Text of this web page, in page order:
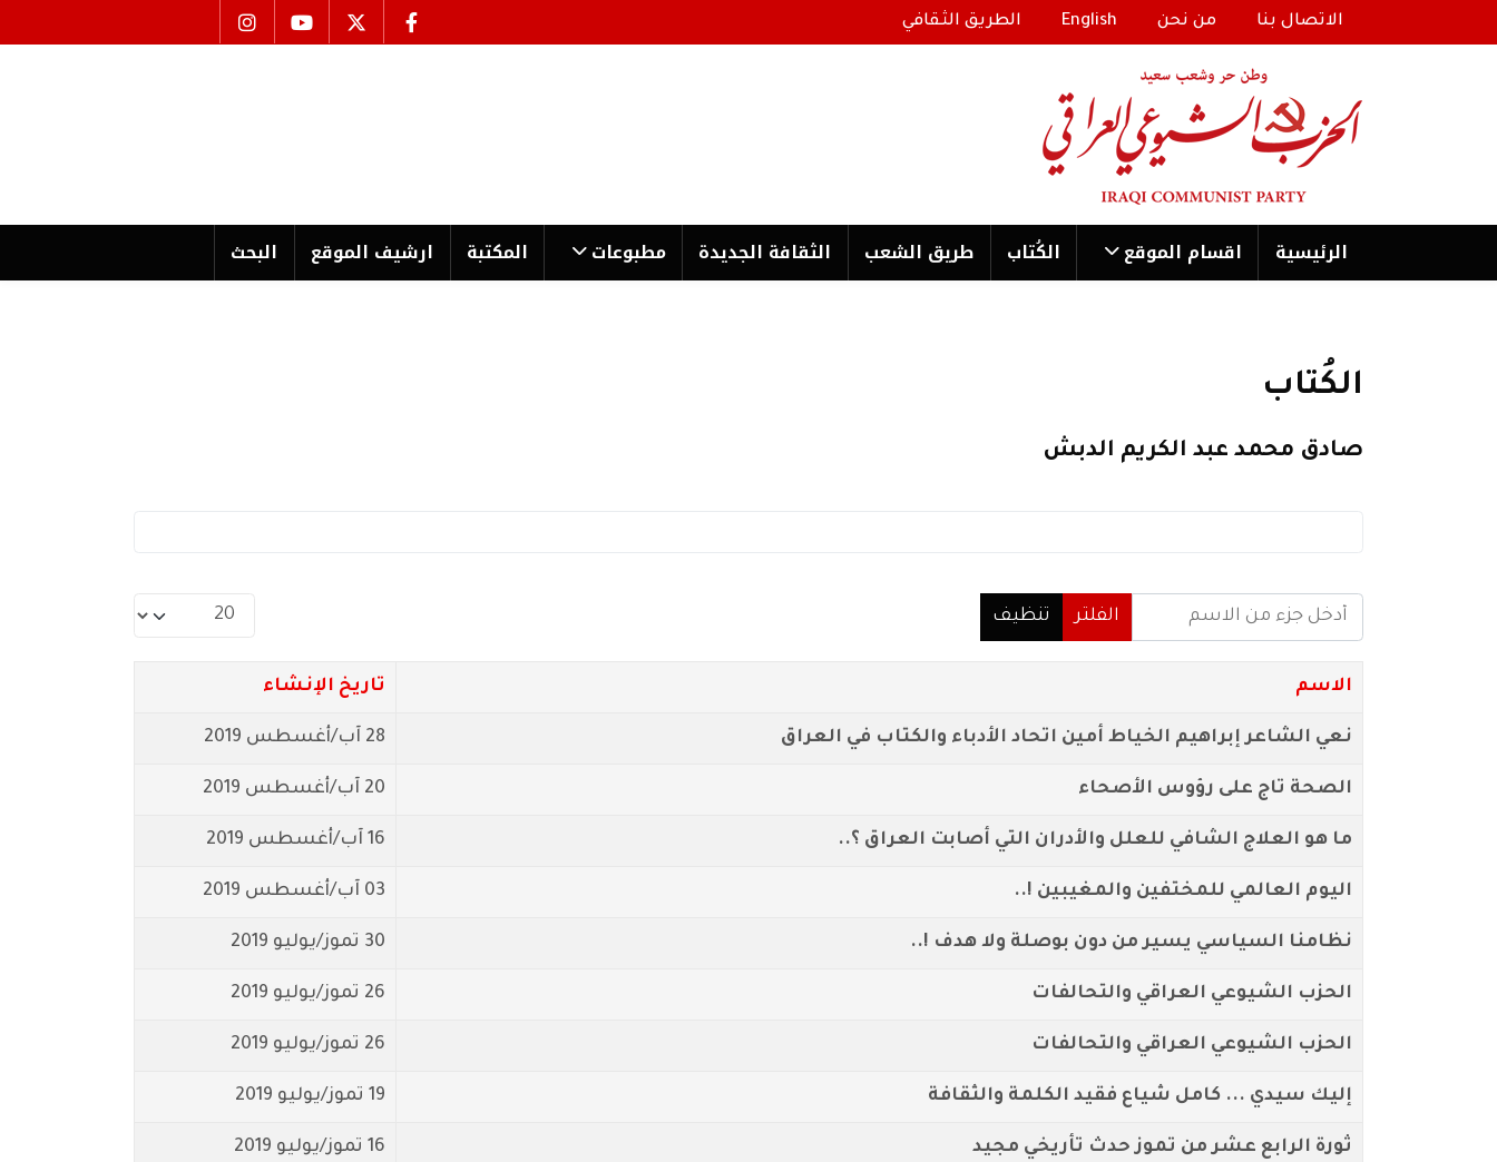
الاتصال بنا من نحن English الطريق الثقافي
الرئیسية اقسام الموقع الكُتاب طریق الشعب الثقافة الجدیدة مطبوعات المكتبة ارشیف الموقع البحث
الكُتاب
صادق محمد عبد الكريم الدبش
أدخل جزء من الاسم
الفلتر تنظيف
عدد الإظهارات:
الاسم تاريخ الإنشاء
نعي الشاعر إبراهيم الخياط أمين اتحاد الأدباء والكتاب في العراق 28 آب/أغسطس 2019
الصحة تاج على رؤوس الأصحاء 20 آب/أغسطس 2019
ما هو العلاج الشافي للعلل والأدران التي أصابت العراق ؟.. 16 آب/أغسطس 2019
اليوم العالمي للمختفين والمغيبين !.. 03 آب/أغسطس 2019
نظامنا السياسي يسير من دون بوصلة ولا هدف !.. 30 تموز/يوليو 2019
الحزب الشيوعي العراقي والتحالفات 26 تموز/يوليو 2019
الحزب الشيوعي العراقي والتحالفات 26 تموز/يوليو 2019
إليك سيدي ... كامل شياع فقيد الكلمة والثقافة 19 تموز/يوليو 2019
ثورة الرابع عشر من تموز حدث تأريخي مجيد 16 تموز/يوليو 2019